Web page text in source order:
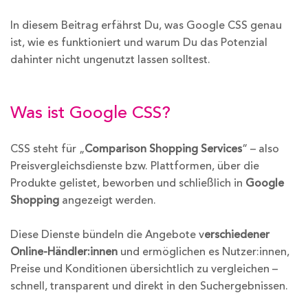
In diesem Beitrag erfährst Du, was Google CSS genau
ist, wie es funktioniert und warum Du das Potenzial
dahinter nicht ungenutzt lassen solltest.
Was ist Google CSS?
CSS steht für „Comparison Shopping Services“ – also
Preisvergleichsdienste bzw. Plattformen, über die
Produkte gelistet, beworben und schließlich in Google
Shopping angezeigt werden.
Diese Dienste bündeln die Angebote verschiedener
Online-Händler:innen und ermöglichen es Nutzer:innen,
Preise und Konditionen übersichtlich zu vergleichen –
schnell, transparent und direkt in den Suchergebnissen.